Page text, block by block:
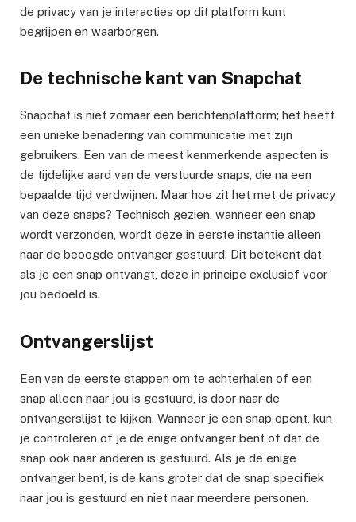
de privacy van je interacties op dit platform kunt
begrijpen en waarborgen.
De technische kant van Snapchat
Snapchat is niet zomaar een berichtenplatform; het heeft
een unieke benadering van communicatie met zijn
gebruikers. Een van de meest kenmerkende aspecten is
de tijdelijke aard van de verstuurde snaps, die na een
bepaalde tijd verdwijnen. Maar hoe zit het met de privacy
van deze snaps? Technisch gezien, wanneer een snap
wordt verzonden, wordt deze in eerste instantie alleen
naar de beoogde ontvanger gestuurd. Dit betekent dat
als je een snap ontvangt, deze in principe exclusief voor
jou bedoeld is.
Ontvangerslijst
Een van de eerste stappen om te achterhalen of een
snap alleen naar jou is gestuurd, is door naar de
ontvangerslijst te kijken. Wanneer je een snap opent, kun
je controleren of je de enige ontvanger bent of dat de
snap ook naar anderen is gestuurd. Als je de enige
ontvanger bent, is de kans groter dat de snap specifiek
naar jou is gestuurd en niet naar meerdere personen.